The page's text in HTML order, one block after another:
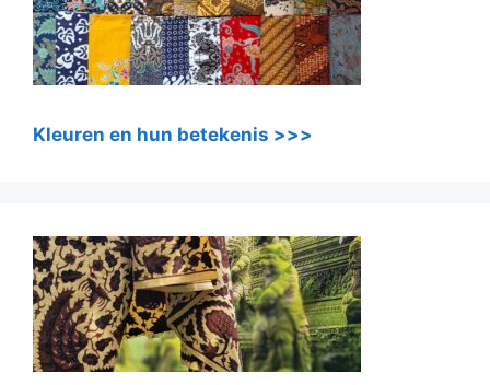
Kleuren en hun betekenis >>>